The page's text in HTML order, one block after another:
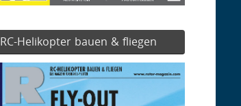
RC-Helikopter bauen & fliegen